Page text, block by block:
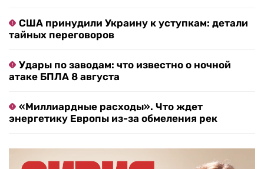
США принудили Украину к уступкам: детали
тайных переговоров
Удары по заводам: что известно о ночной
атаке БПЛА 8 августа
«Миллиардные расходы». Что ждет
энергетику Европы из-за обмеления рек